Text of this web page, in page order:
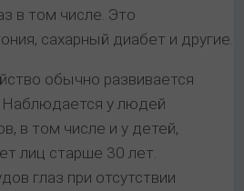
в том числе. Это
сахарный диабет и другие.
обычно развивается
Наблюдается у людей
в том числе и у детей,
лиц старше 30 лет.
глаз при отсутствии